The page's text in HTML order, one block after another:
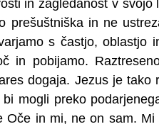
in zagledanost v svojo
prešuštniška in ne
s častjo, oblastjo
in pobijamo.
dogaja. Jezus je tako
mogli preko
Oče in mi, ne on sam. Mi